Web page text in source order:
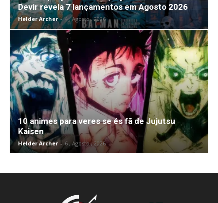
Devir revela 7 lançamentos em Agosto 2026
Helder Archer - 4 , Agosto , 2026
10 animes para veres se és fã de Jujutsu
Kaisen
Helder Archer - 6 , Agosto , 2026